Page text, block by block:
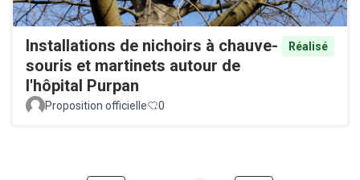
Installations de nichoirs à chauve-
souris et martinets autour de
l'hôpital Purpan
Réalisé
Proposition officielle 0